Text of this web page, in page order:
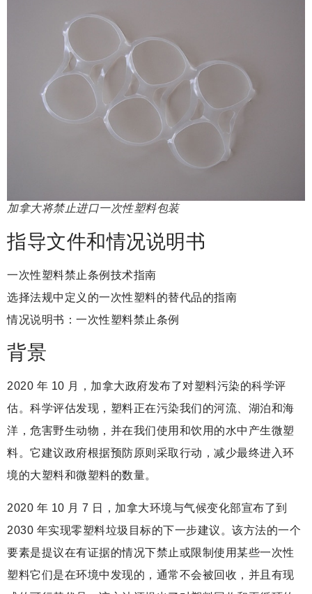
加拿大将禁止进口一次性塑料包装
指导文件和情况说明书
一次性塑料禁止条例技术指南
选择法规中定义的一次性塑料的替代品的指南
情况说明书：一次性塑料禁止条例
背景
2020 年 10 月，加拿大政府发布了对塑料污染的科学评
估。科学评估发现，塑料正在污染我们的河流、湖泊和海
洋，危害野生动物，并在我们使用和饮用的水中产生微塑
料。它建议政府根据预防原则采取行动，减少最终进入环
境的大塑料和微塑料的数量。
2020 年 10 月 7 日，加拿大环境与气候变化部宣布了到
2030 年实现零塑料垃圾目标的下一步建议。该方法的一个
要素是提议在有证据的情况下禁止或限制使用某些一次性
塑料它们是在环境中发现的，通常不会被回收，并且有现